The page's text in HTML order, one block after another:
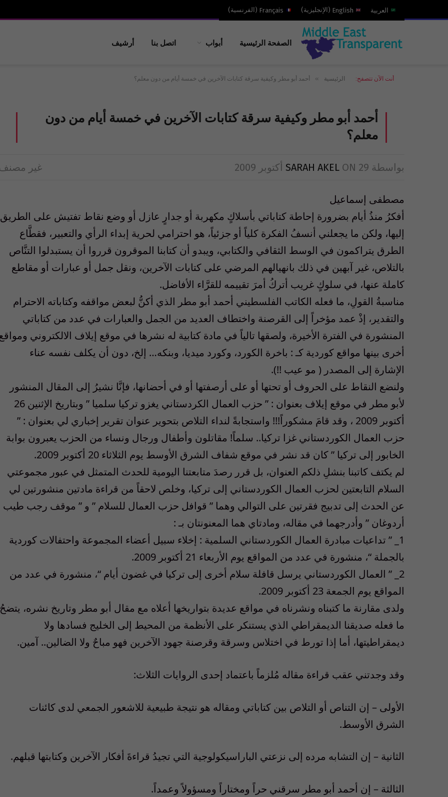
العربية English
( الإنجليزية)
Français
( الفرنسية)
الصفحة الرئيسية أبواب اتصل بنا أرشيف
أنت الآن تتصفح: الرئيسية » أحمد أبو مطر وكيفية سرقة كتابات الآخرين في خمسة أيام من دون معلم؟
أحمد أبو مطر وكيفية سرقة كتابات الآخرين في خمسة أيام من دون
معلم؟
بواسطة SARAH AKEL ON 29 أكتوبر 2009 غير
مصطفى إسماعيل
أفكرُ منذُ أيام بضرورة إحاطة كتاباتي بأسلاكٍ مكهربة أو جدارٍ عازل أو وضع نقاط تفتيش على الطريق
إليها، ولكن ما يجعلني أنسفُ الفكرة كلياً أو جزئياً، هو احترامي لحرية إبداء الرأي والتعبير، فقطَّاع
الطرق يتراكمون في الوسط الثقافي والكتابي، ويبدو أن كتابنا الموقرون قرروا أن يستبدلوا التنَّاص
بالتلاص، غير آبهين في ذلك بانهيالهم المرضي على كتابات الآخرين، ونقل جمل أو عبارات أو مقاطع
كاملة عنها، في سلوكٍ غريب أتركُ أمرَ تقييمه للقرَّاء الأفاضل.
مناسبةُ القولِ، ما فعله الكاتب الفلسطيني أحمد أبو مطر الذي أكنُّ لبعض مواقفه وكتاباته الاحترام
والتقدير، إذْ عمد مؤخراً إلى القرصنة واختطاف العديد من الجمل والعبارات في عدد من كتاباتي
المنشورة في الفترة الأخيرة، ولصقها تالياً في مادة كتابية له نشرها في موقع إيلاف الالكتروني
أخرى بينها مواقع كوردية كـ : باخرة الكورد، وكورد ميديا، وبنكه… إلخ، دون أن يكلف نفسه عناء
الإشارة إلى المصدر ( مو عيب !!).
ولنضع النقاط على الحروف أو تحتها أو على أرصفتها أو في أحضانها، فإنَّا نشيرُ إلى المقال المنشور
لأبو مطر في موقع إيلاف بعنوان : ” حزب العمال الكردستاني يغزو تركيا سلميا ” وبتاريخ الإثنين 26
أكتوبر 2009 ، وقد قامَ مشكوراً!!! واستجابةً لنداء التلاص بتحوير عنوان تقرير إخباري لي بعنوان : ”
حزب العمال الكوردستاني غزا تركيا.. سلماً! مقاتلون وأطفال ورجال ونساء من الحزب يعبرون بوابة
الخابور إلى تركيا ” كان قد نشر في موقع شفاف الشرق الأوسط يوم الثلاثاء 20 أكتوبر 2009.
لم يكتف كاتبنا بنشلِ ذلكم العنوان، بل قرر رصدَ متابعتنا اليومية للحدث المتمثل في عبور مجموعتي
السلام التابعتين لحزب العمال الكوردستاني إلى تركيا، وخلص لاحقاً من قراءة مادتين منشورتين لي
عن الحدث إلى تدبيج فقرتين على التوالي وهما ” قوافل حزب العمال للسلام ” و ” موقف رجب طيب
أردوغان ” وأدرجهما في مقاله، ومادتاي هما المعنونتان بـ :
1_ ” تداعيات مبادرة العمال الكوردستاني السلمية : إخلاء سبيل أعضاء المجموعة واحتفالات كوردية
بالجملة “، منشورة في عدد من المواقع يوم الأربعاء 21 أكتوبر 2009.
2_ ” العمال الكوردستاني يرسل قافلة سلام أخرى إلى تركيا في غضون أيام “، منشورة في عدد من
المواقع يوم الجمعة 23 أكتوبر 2009.
ولدى مقارنة ما كتبناه ونشرناه في مواقع عديدة بتواريخها أعلاه مع مقال أبو مطر وتاريخ نشره، يتضحُ
ما فعله صديقنا الديمقراطي الذي يستنكر على الأنظمة من المحيط إلى الخليج فسادها ولا
ديمقراطيتها، أما إذا تورط في اختلاس وسرقة وقرصنة جهود الآخرين فهو مباحٌ ولا الضالين.. آمين.
وقد وجدتني عقب قراءة مقاله مُلزماً باعتماد إحدى الروايات الثلاث:
الأولى – إن التناص أو التلاص بين كتاباتي ومقاله هو نتيجة طبيعية للاشعور الجمعي لدى كائنات
الشرق الأوسط.
الثانية – إن التشابه مرده إلى نزعتي الباراسيكولوجية التي تجيدُ قراءةَ أفكار الآخرين وكتابتها قبلهم.
الثالثة – إن أحمد أبو مطر سرقني حراً ومختاراً ومسؤولاً وعمداً.